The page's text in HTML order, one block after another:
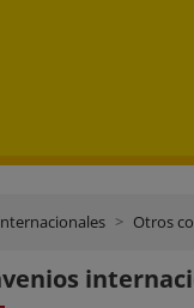
Otros